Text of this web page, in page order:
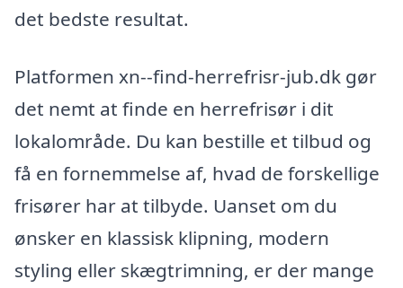
det bedste resultat.
Platformen xn--find-herrefrisr-jub.dk gør
det nemt at finde en herrefrisør i dit
lokalområde. Du kan bestille et tilbud og
få en fornemmelse af, hvad de forskellige
frisører har at tilbyde. Uanset om du
ønsker en klassisk klipning, modern
styling eller skægtrimning, er der mange